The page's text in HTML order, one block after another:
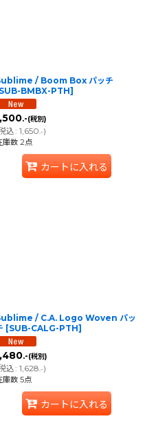
/ Boom Box パッチ
SUB-BMBX-PTH]
.-(税別)
込: 1,650.-)
庫数 2点
カートに入れる
/ C.A. Logo Woven パッ
[SUB-CALG-PTH]
.-(税別)
込: 1,628.-)
庫数 5点
カートに入れる